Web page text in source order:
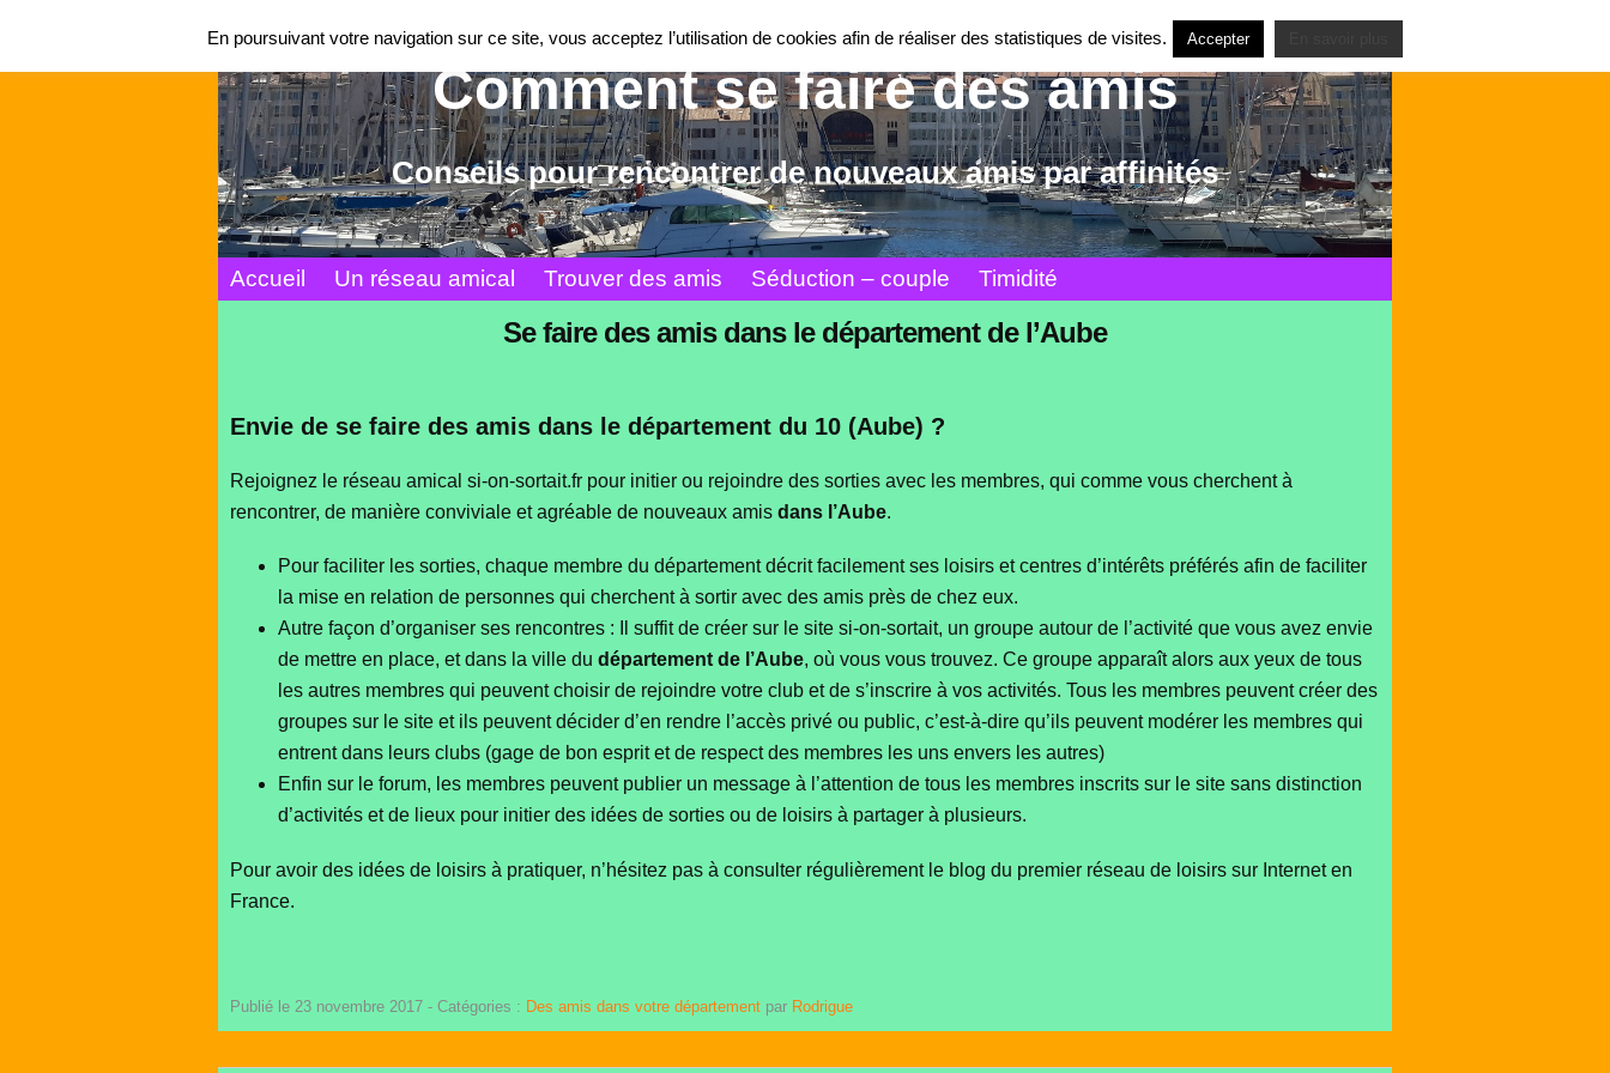
Comment se faire des amis
Conseils pour rencontrer de nouveaux amis par affinités
Accueil Un réseau amical Trouver des amis Séduction – couple Timidité
Se faire des amis dans le département de l’Aube
Envie de se faire des amis dans le département du 10 (Aube) ?
Rejoignez le réseau amical si-on-sortait.fr pour initier ou rejoindre des sorties avec les membres, qui comme vous cherchent à
rencontrer, de manière conviviale et agréable de nouveaux amis dans l’Aube.
Pour faciliter les sorties, chaque membre du département décrit facilement ses loisirs et centres d’intérêts préférés afin de faciliter
la mise en relation de personnes qui cherchent à sortir avec des amis près de chez eux.
Autre façon d’organiser ses rencontres : Il suffit de créer sur le site si-on-sortait, un groupe autour de l’activité que vous avez envie
de mettre en place, et dans la ville du département de l’Aube, où vous vous trouvez. Ce groupe apparaît alors aux yeux de tous
les autres membres qui peuvent choisir de rejoindre votre club et de s’inscrire à vos activités. Tous les membres peuvent créer des
groupes sur le site et ils peuvent décider d’en rendre l’accès privé ou public, c’est-à-dire qu’ils peuvent modérer les membres qui
entrent dans leurs clubs (gage de bon esprit et de respect des membres les uns envers les autres)
Enfin sur le forum, les membres peuvent publier un message à l’attention de tous les membres inscrits sur le site sans distinction
d’activités et de lieux pour initier des idées de sorties ou de loisirs à partager à plusieurs.
Pour avoir des idées de loisirs à pratiquer, n’hésitez pas à consulter régulièrement le blog du premier réseau de loisirs sur Internet en
France.
Publié le 23 novembre 2017 - Catégories : Des amis dans votre département par Rodrigue
En poursuivant votre navigation sur ce site, vous acceptez l’utilisation de cookies afin de réaliser des statistiques de visites. Accepter